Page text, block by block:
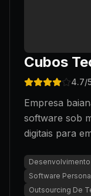
Cubos
4.7/
Empresa
software sob
digitais para
Software
Outsourcing De